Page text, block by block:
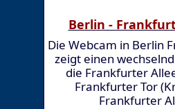
Berlin -
Die Webcam in Berlin
zeigt einen
die Frankfurter
Frankfurter Tor
Frankfurter